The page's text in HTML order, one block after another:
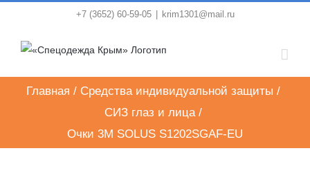
content
+7 (3652) 60-59-05 krim1301@mail.ru
Главная / Средства индивидуальной защиты /
СИЗ глаз и лица /
Очки 3M SOLUS S1202SGAF-EU